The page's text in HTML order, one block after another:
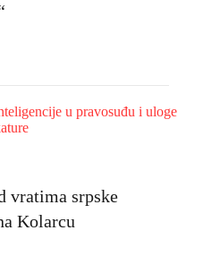
vratima srpske
Kolarcu